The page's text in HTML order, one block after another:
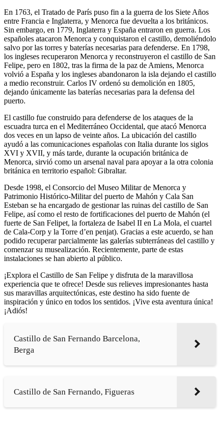
En 1763, el Tratado de París puso fin a la guerra de los Siete Años
entre Francia e Inglaterra, y Menorca fue devuelta a los británicos.
Sin embargo, en 1779, Inglaterra y España entraron en guerra. Los
españoles atacaron Menorca y conquistaron el castillo, demoliéndolo
salvo por las torres y baterías necesarias para defenderse. En 1798,
los ingleses recuperaron Menorca y reconstruyeron el castillo de San
Felipe, pero en 1802, tras la firma de la paz de Amiens, Menorca
volvió a España y los ingleses abandonaron la isla dejando el castillo
a medio reconstruir. Carlos IV ordenó su demolición en 1805,
dejando únicamente las baterías necesarias para la defensa del
puerto.
El castillo fue construido para defenderse de los ataques de la
escuadra turca en el Mediterráneo Occidental, que atacó Menorca
dos veces en un lapso de veinte años. La ubicación del castillo
ayudó a las comunicaciones españolas con Italia durante los siglos
XVI y XVII, y más tarde, durante la ocupación británica de
Menorca, sirvió como un arsenal naval para apoyar a la otra colonia
británica en territorio español: Gibraltar.
Desde 1998, el Consorcio del Museo Militar de Menorca y
Patrimonio Histórico-Militar del puerto de Mahón y Cala San
Esteban se ha encargado de gestionar las ruinas del castillo de San
Felipe, así como el resto de fortificaciones del puerto de Mahón (el
fuerte de San Felipet, la fortaleza de Isabel II en La Mola, el cuartel
de Cala-Corp y la Torre d’en penjat). Gracias a este acuerdo, se han
podido recuperar parcialmente las galerías subterráneas del castillo y
comenzar su musealización. Recientemente, parte de estas
instalaciones se han abierto al público.
¡Explora el Castillo de San Felipe y disfruta de la maravillosa
experiencia que te ofrece! Desde sus relieves impresionantes hasta
sus maravillas arquitectónicas, este destino ha sido fuente de
inspiración y único en todos los sentidos. ¡Vive esta aventura única!
¡Adiós!
Castillo de San Fernando Barcelona,
Berga
Castillo de San Fernando, Figueras